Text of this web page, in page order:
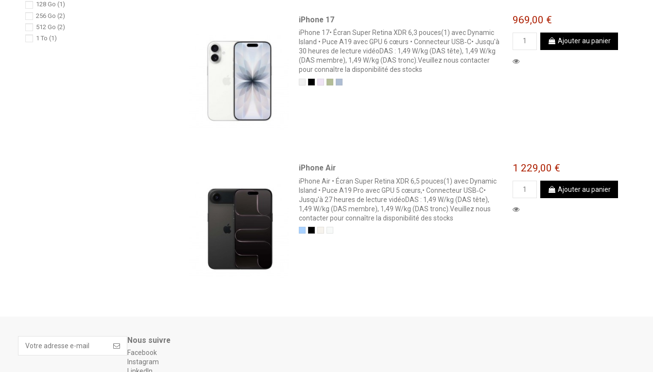
iPhone 17
iPhone 17• Écran Super Retina XDR 6,3 pouces(1) avec Dynamic
Island • Puce A19 avec GPU 6 cœurs • Connecteur USB‐C• Jusqu'à
30 heures de lecture vidéoDAS : 1,49 W/kg (DAS tête), 1,49 W/kg
(DAS membre), 1,49 W/kg (DAS tronc).Veuillez nous contacter
pour connaître la disponibilité des stocks
Blanc
NoirLavande
SaugeBrume
969,00 €
Ajouter au panier
iPhone Air
iPhone Air • Écran Super Retina XDR 6,5 pouces(1) avec Dynamic
Island • Puce A19 Pro avec GPU 5 cœurs,• Connecteur USB‐C•
Jusqu'à 27 heures de lecture vidéoDAS : 1,49 W/kg (DAS tête),
1,49 W/kg (DAS membre), 1,49 W/kg (DAS tronc).Veuillez nous
contacter pour connaître la disponibilité des stocks
Bleu ciel
Noir Sidéral
Or ClairBlanc nuage
1 229,00 €
Ajouter au panier
128 Go (1)
256 Go (2)
512 Go (2)
1 To (1)
Nous suivre
Facebook
Instagram